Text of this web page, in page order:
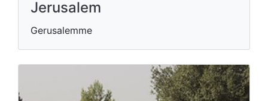
Jerusalem
Gerusalemme